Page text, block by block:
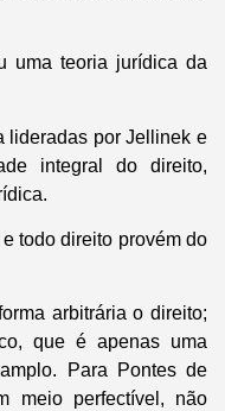
uma teoria jurídica da
lideradas por Jellinek e
integral do direito,
todo direito provém do
arbitrária o direito;
que é apenas uma
Para Pontes de
meio perfectível, não